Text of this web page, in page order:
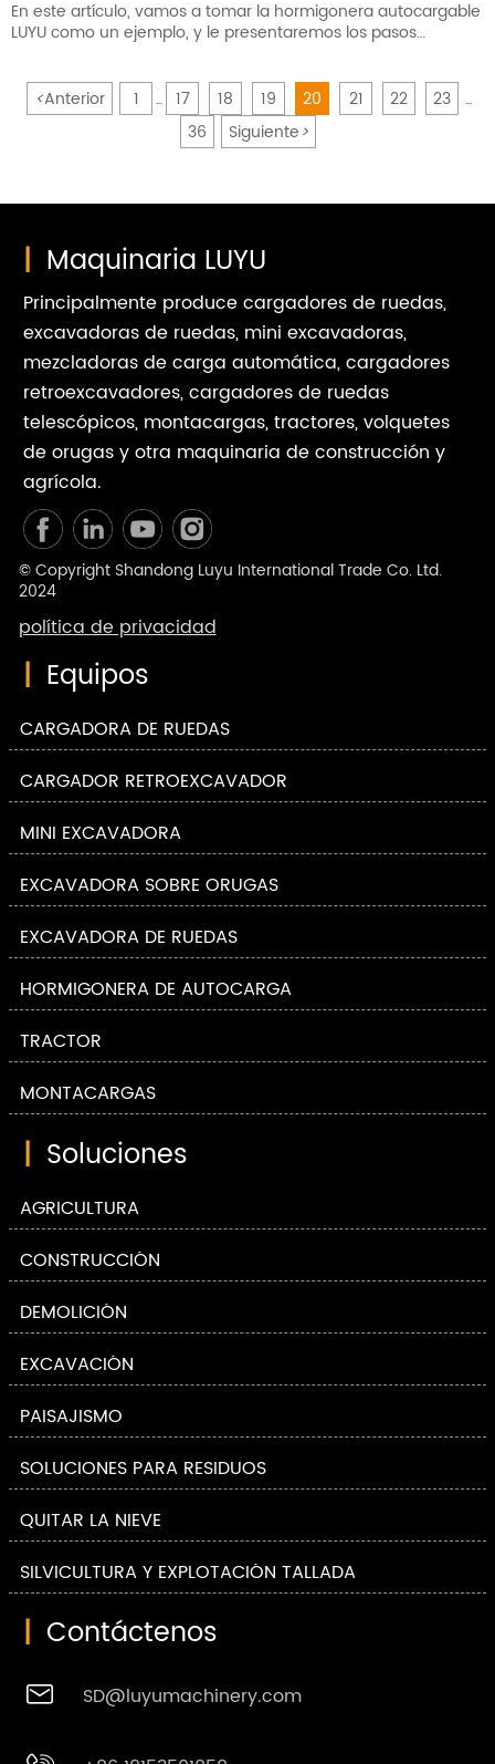
En este artículo, vamos a tomar la hormigonera autocargable
LUYU como un ejemplo, y le presentaremos los pasos
después de la conducción.
<Anterior 1 ... 17 18 19 20 21 22 23 ...
36 Siguiente>
| Maquinaria LUYU
Principalmente produce cargadores de ruedas,
excavadoras de ruedas, mini excavadoras,
mezcladoras de carga automática, cargadores
retroexcavadores, cargadores de ruedas
telescópicos, montacargas, tractores, volquetes
de orugas y otra maquinaria de construcción y
agrícola.
© Copyright Shandong Luyu International Trade Co. Ltd.
2024
política de privacidad
| Equipos
CARGADORA DE RUEDAS
CARGADOR RETROEXCAVADOR
MINI EXCAVADORA
EXCAVADORA SOBRE ORUGAS
EXCAVADORA DE RUEDAS
HORMIGONERA DE AUTOCARGA
TRACTOR
MONTACARGAS
| Soluciones
AGRICULTURA
CONSTRUCCIÓN
DEMOLICIÓN
EXCAVACIÓN
PAISAJISMO
SOLUCIONES PARA RESIDUOS
QUITAR LA NIEVE
SILVICULTURA Y EXPLOTACIÓN TALLADA
| Contáctenos
 SD@luyumachinery.com